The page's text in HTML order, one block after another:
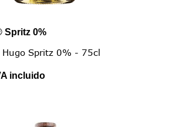
Spritz 0%
Hugo Spritz 0% - 75cl
incluido